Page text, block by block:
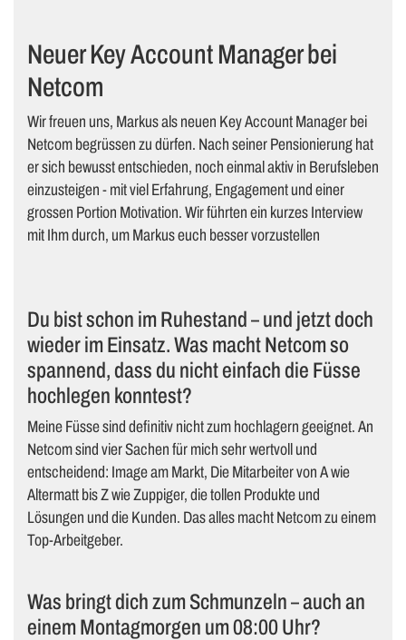
Neuer Key Account Manager bei
Netcom
Wir freuen uns, Markus als neuen Key Account Manager bei
Netcom begrüssen zu dürfen. Nach seiner Pensionierung hat
er sich bewusst entschieden, noch einmal aktiv in Berufsleben
einzusteigen - mit viel Erfahrung, Engagement und einer
grossen Portion Motivation. Wir führten ein kurzes Interview
mit Ihm durch, um Markus euch besser vorzustellen
Du bist schon im Ruhestand – und jetzt doch
wieder im Einsatz. Was macht Netcom so
spannend, dass du nicht einfach die Füsse
hochlegen konntest?
Meine Füsse sind definitiv nicht zum hochlagern geeignet. An
Netcom sind vier Sachen für mich sehr wertvoll und
entscheidend: Image am Markt, Die Mitarbeiter von A wie
Altermatt bis Z wie Zuppiger, die tollen Produkte und
Lösungen und die Kunden. Das alles macht Netcom zu einem
Top-Arbeitgeber.
Was bringt dich zum Schmunzeln – auch an
einem Montagmorgen um 08:00 Uhr?